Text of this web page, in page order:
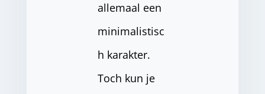
allemaal een
minimalistisc
h karakter.
Toch kun je